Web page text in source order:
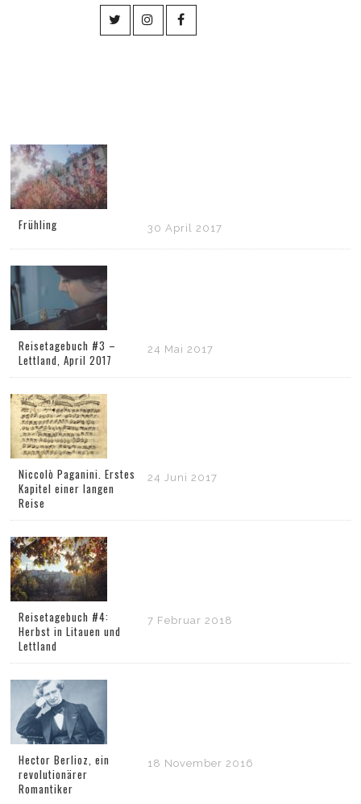
Frühling 30 April 2017
Reisetagebuch #3 –
Lettland, April 2017
24 Mai 2017
Niccolò Paganini. Erstes
Kapitel einer langen
Reise
24 Juni 2017
Reisetagebuch #4:
Herbst in Litauen und
Lettland
7 Februar 2018
Hector Berlioz, ein
revolutionärer
Romantiker
18 November 2016